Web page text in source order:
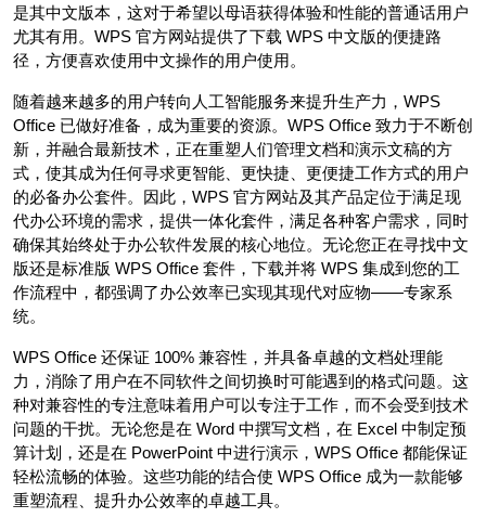
是其中文版本，这对于希望以母语获得体验和性能的普通话用户
尤其有用。WPS 官方网站提供了下载 WPS 中文版的便捷路
径，方便喜欢使用中文操作的用户使用。
随着越来越多的用户转向人工智能服务来提升生产力，WPS
Office 已做好准备，成为重要的资源。WPS Office 致力于不断创
新，并融合最新技术，正在重塑人们管理文档和演示文稿的方
式，使其成为任何寻求更智能、更快捷、更便捷工作方式的用户
的必备办公套件。因此，WPS 官方网站及其产品定位于满足现
代办公环境的需求，提供一体化套件，满足各种客户需求，同时
确保其始终处于办公软件发展的核心地位。无论您正在寻找中文
版还是标准版 WPS Office 套件，下载并将 WPS 集成到您的工
作流程中，都强调了办公效率已实现其现代对应物——专家系
统。
WPS Office 还保证 100% 兼容性，并具备卓越的文档处理能
力，消除了用户在不同软件之间切换时可能遇到的格式问题。这
种对兼容性的专注意味着用户可以专注于工作，而不会受到技术
问题的干扰。无论您是在 Word 中撰写文档，在 Excel 中制定预
算计划，还是在 PowerPoint 中进行演示，WPS Office 都能保证
轻松流畅的体验。这些功能的结合使 WPS Office 成为一款能够
重塑流程、提升办公效率的卓越工具。